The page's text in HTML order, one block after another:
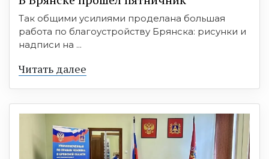
Так общими усилиями проделана большая
работа по благоустройству Брянска: рисунки и
надписи на ...
Читать далее